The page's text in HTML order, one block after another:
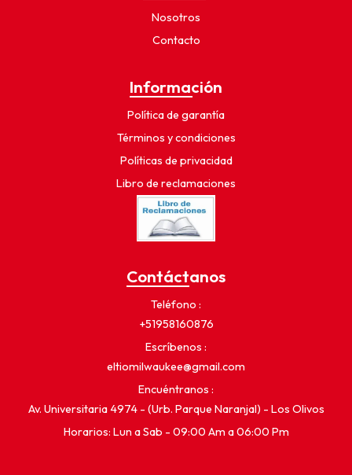
Nosotros
Contacto
Información
Política de garantía
Términos y condiciones
Políticas de privacidad
Libro de reclamaciones
Contáctanos
Teléfono
+51958160876
Escríbenos
eltiomilwaukee@gmail.com
Encuéntranos
Av. Universitaria 4974 - (Urb. Parque Naranjal) - Los Olivos
Horarios: Lun a Sab - 09:00 Am a 06:00 Pm